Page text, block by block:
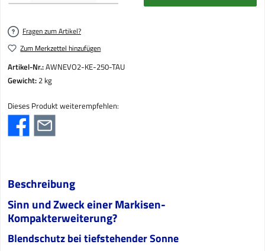
Fragen zum Artikel?
Zum Merkzettel hinzufügen
Artikel-Nr.:AWNEVO2-KE-250-TAU
Gewicht:2 kg
Dieses Produkt weiterempfehlen:
Beschreibung
Sinn und Zweck einer Markisen-
Kompakterweiterung?
Blendschutz bei tiefstehender Sonne